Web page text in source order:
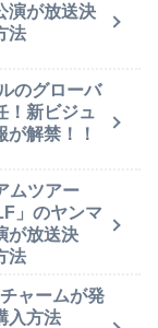
演が放送決
法
のグローバ
！新ビジュ
解禁！！
ムツアー
」のヤンマ
が放送決
法
ャームが発
入方法